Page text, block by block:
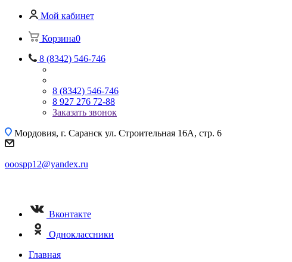
Мой кабинет
Корзина0
8 (8342) 546-746
8 (8342) 546-746
8 927 276 72-88
Заказать звонок
Мордовия, г. Саранск ул. Строительная 16A, стр. 6
ooospp12@yandex.ru
Вконтакте
Одноклассники
Главная